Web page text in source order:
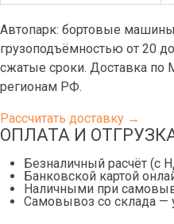
Автопарк: бортовые
грузоподъёмностью от 20
сжатые сроки. Доставка по
регионам РФ.
Рассчитать доставку →
ОПЛАТА И
Безналичный расчёт (с
Банковской картой
Наличными при
Самовывоз со склада —